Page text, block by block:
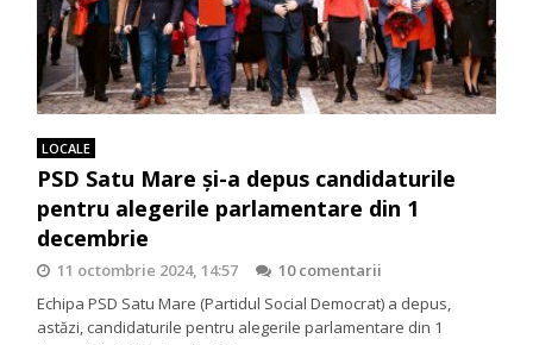
LOCALE
PSD Satu Mare și-a depus candidaturile
pentru alegerile parlamentare din 1
decembrie
11 octombrie 2024, 14:57
10 comentarii
Echipa PSD Satu Mare (Partidul Social Democrat) a depus,
astăzi, candidaturile pentru alegerile parlamentare din 1